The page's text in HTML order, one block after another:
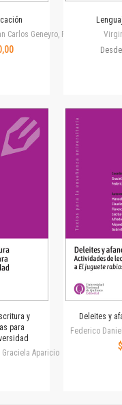
Carlos Geneyro, Roxana Puig
Desde
y
para
Graciela Aparicio
Deleites y
Federico